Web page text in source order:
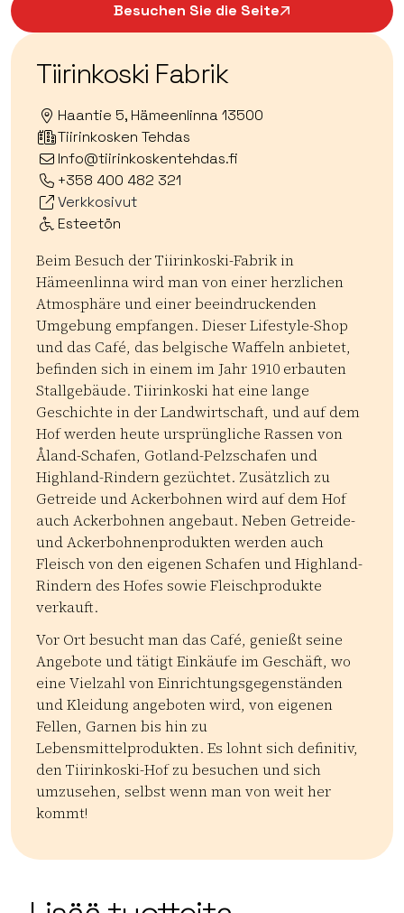
Besuchen Sie die Seite
Tiirinkoski Fabrik
Haantie 5, Hämeenlinna 13500
Tiirinkosken Tehdas
Info@tiirinkoskentehdas.fi
+358 400 482 321
Verkkosivut
Esteetön
Beim Besuch der Tiirinkoski-Fabrik in
Hämeenlinna wird man von einer herzlichen
Atmosphäre und einer beeindruckenden
Umgebung empfangen. Dieser Lifestyle-Shop
und das Café, das belgische Waffeln anbietet,
befinden sich in einem im Jahr 1910 erbauten
Stallgebäude. Tiirinkoski hat eine lange
Geschichte in der Landwirtschaft, und auf dem
Hof werden heute ursprüngliche Rassen von
Åland-Schafen, Gotland-Pelzschafen und
Highland-Rindern gezüchtet. Zusätzlich zu
Getreide und Ackerbohnen wird auf dem Hof
auch Ackerbohnen angebaut. Neben Getreide-
und Ackerbohnenprodukten werden auch
Fleisch von den eigenen Schafen und Highland-
Rindern des Hofes sowie Fleischprodukte
verkauft.
Vor Ort besucht man das Café, genießt seine
Angebote und tätigt Einkäufe im Geschäft, wo
eine Vielzahl von Einrichtungsgegenständen
und Kleidung angeboten wird, von eigenen
Fellen, Garnen bis hin zu
Lebensmittelprodukten. Es lohnt sich definitiv,
den Tiirinkoski-Hof zu besuchen und sich
umzusehen, selbst wenn man von weit her
kommt!
Historialliset kohteet
OpenStreetMap